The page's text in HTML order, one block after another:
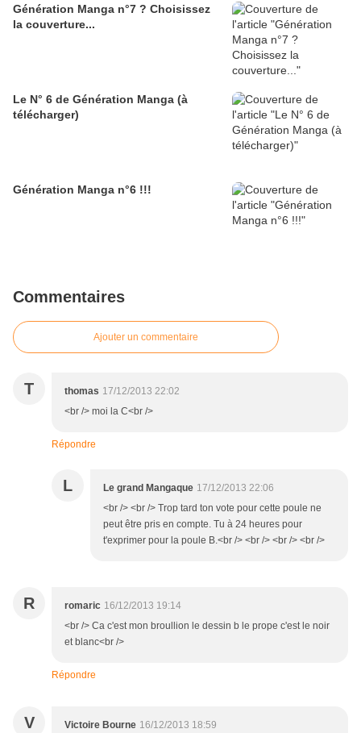
Génération Manga n°7 ? Choisissez
la couverture...
Le N° 6 de Génération Manga (à
télécharger)
Génération Manga n°6 !!!
Commentaires
Ajouter un commentaire
T thomas 17/12/2013 22:02
<br /> moi la C<br />
Répondre
L Le grand Mangaque 17/12/2013 22:06
<br /> <br /> Trop tard ton vote pour cette poule ne
peut être pris en compte. Tu à 24 heures pour
t'exprimer pour la poule B.<br /> <br /> <br /> <br />
R romaric 16/12/2013 19:14
<br /> Ca c'est mon broullion le dessin b le prope c'est le noir
et blanc<br />
Répondre
V Victoire Bourne 16/12/2013 18:59